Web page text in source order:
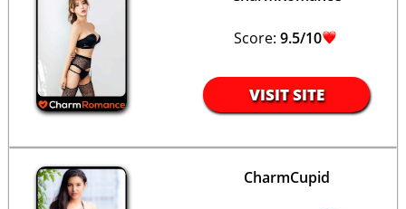
Score: 9.5/10
VISIT SITE
CharmCupid